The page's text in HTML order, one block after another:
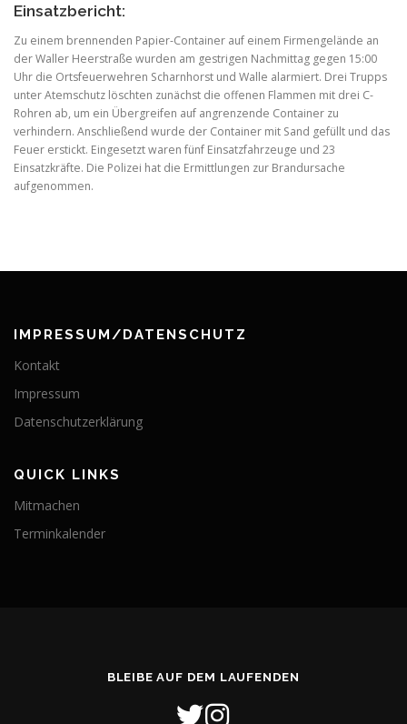
Einsatzbericht:
Zu einem brennenden Papier-Container auf einem Firmengelände an
der Waller Heerstraße wurden am gestrigen Nachmittag gegen 15:00
Uhr die Ortsfeuerwehren Scharnhorst und Walle alarmiert. Drei Trupps
unter Atemschutz löschten zunächst die offenen Flammen mit drei C-
Rohren ab, um ein Übergreifen auf angrenzende Container zu
verhindern. Anschließend wurde der Container mit Sand gefüllt und das
Feuer erstickt. Eingesetzt waren fünf Einsatzfahrzeuge und 23
Einsatzkräfte. Die Polizei hat die Ermittlungen zur Brandursache
aufgenommen.
IMPRESSUM/DATENSCHUTZ
Kontakt
Impressum
Datenschutzerklärung
QUICK LINKS
Mitmachen
Terminkalender
BLEIBE AUF DEM LAUFENDEN